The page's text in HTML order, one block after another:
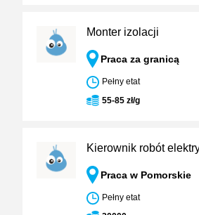
Monter izolacji
Praca za granicą
Pełny etat
55-85 zł/g
Kierownik robót
Praca w Pomorskie
Pełny etat